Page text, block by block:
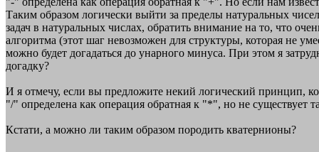
Таким образом логически выйти за пределы натуральных
задач в натуральных числах, обратить внимание на то, что
алгоритма (этот шаг невозможен для структуры, которая не
можно будет догадаться до унарного минуса. При этом я
догадку?
И я отмечу, если вы предложите некий логический принцип,
"/" определена как операция обратная к "*", но не существует
Кстати, а можно ли таким образом породить кватернионы?